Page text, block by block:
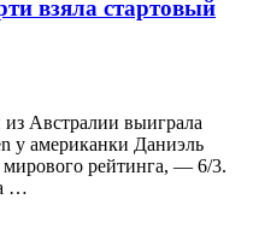
взяла стартовый
Австралии выиграла
у американки Даниэль
рейтинга, — 6/3.
…